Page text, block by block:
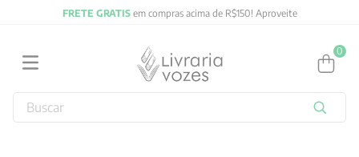
FRETE GRATISem compras acima de R$150! Aproveite
0
Buscar